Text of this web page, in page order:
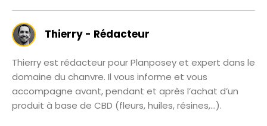
Thierry - Rédacteur
Thierry est rédacteur pour Planposey et expert dans le
domaine du chanvre. Il vous informe et vous
accompagne avant, pendant et après l’achat d’un
produit à base de CBD (fleurs, huiles, résines,...).